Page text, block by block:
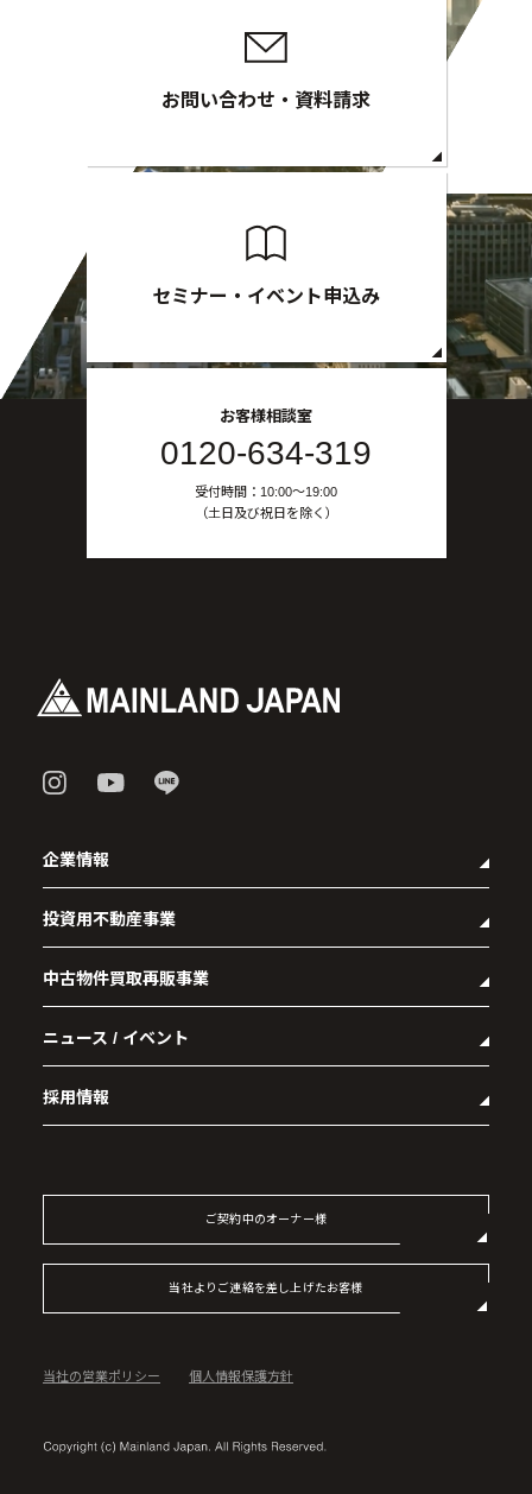
お問い合わせ・資料請求
セミナー・イベント申込み
お客様相談室
0120-634-319
受付時間：10:00〜19:00
（土日及び祝日を除く）
企業情報
- 企業理念
- 代表メッセージ
- 会社概要
- アクセス
- 社会貢献活動
投資用不動産事業
- マンション経営をお考えの方へ
- メインランドグループの強み
- オーナーズデータ
- 資産運用型マンション メインステージシリーズ
中古物件買取再販事業
- RE:MAIN
- リノベーション物件一覧
- リノベーション物件お問い合わせ
ニュース / イベント
採用情報
- 記事一覧
ご契約中のオーナー様
当社よりご連絡を差し上げたお客様
当社の営業ポリシー 個人情報保護方針